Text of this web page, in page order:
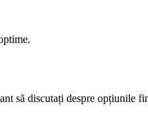
să discutați despre opțiunile